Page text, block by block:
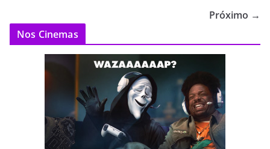
Próximo →
Nos Cinemas